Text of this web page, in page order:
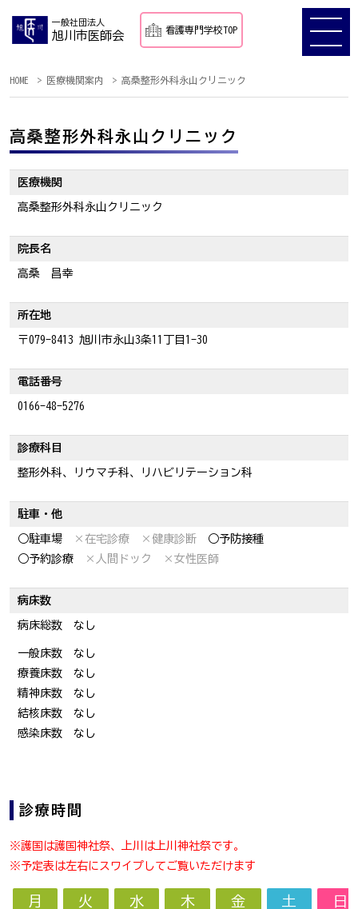
一般社団法人
旭川市医師会 看護専門学校TOP
HOME 医療機関案内 高桑整形外科永山クリニック
高桑整形外科永山クリニック
医療機関
高桑整形外科永山クリニック
院長名
高桑 昌幸
所在地
〒079-8413 旭川市永山3条11丁目1-30
電話番号
0166-48-5276
診療科目
整形外科、リウマチ科、リハビリテーション科
駐車・他
○駐車場 ×在宅診療 ×健康診断
○予防接種
○予約診療
×人間ドック ×女性医師
病床数
病床総数 なし
一般床数 なし
療養床数 なし
精神床数 なし
結核床数 なし
感染床数 なし
診療時間
※護国は護国神社祭、上川は上川神社祭です。
※予定表は左右にスワイプしてご覧いただけます
月 火 水 木 金 土 日